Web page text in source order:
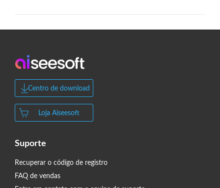
Centro de download
Loja Aiseesoft
Suporte
Recuperar o código de registro
FAQ de vendas